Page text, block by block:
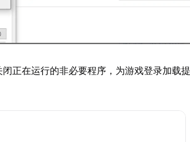
闭正在运行的非必要程序，为游戏登录加载